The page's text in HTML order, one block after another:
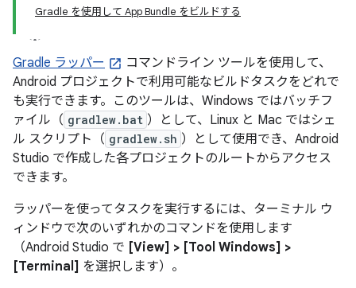
Gradle を使用して App Bundle をビルドする
Gradle ラッパー
コマンドライン ツールを使用して、
Android プロジェクトで利用可能なビルドタスクをどれで
も実行できます。このツールは、Windows ではバッチフ
ァイル（ gradlew.bat ）として、Linux と Mac ではシェ
ル スクリプト（ gradlew.sh ）として使用でき、Android
Studio で作成した各プロジェクトのルートからアクセス
できます。
ラッパーを使ってタスクを実行するには、ターミナル ウ
ィンドウで次のいずれかのコマンドを使用します
（Android Studio で [View] > [Tool Windows] >
[Terminal] を選択します）。